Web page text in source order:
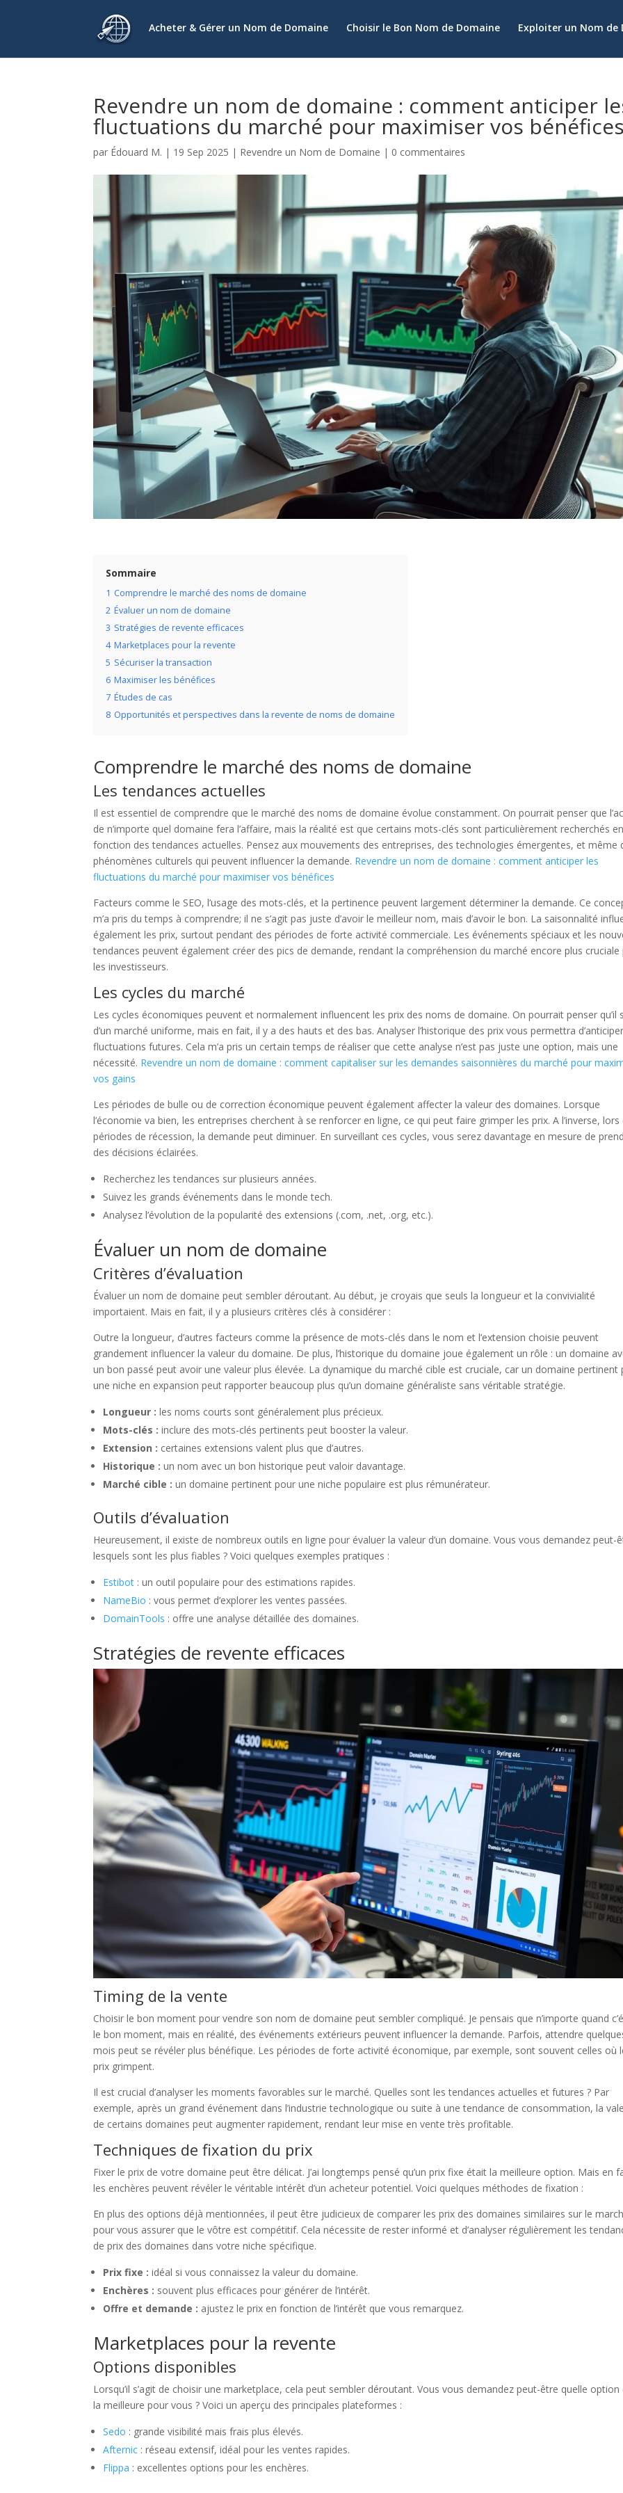
Acheter & Gérer un Nom de Domaine Choisir le Bon Nom de Domaine Exploiter un Nom de
Revendre un nom de domaine : comment anticiper
fluctuations du marché pour maximiser vos bénéfices
par Édouard M. | 19 Sep 2025 | Revendre un Nom de Domaine | 0 commentaires
Sommaire
1 Comprendre le marché des noms de domaine
2 Évaluer un nom de domaine
3 Stratégies de revente efficaces
4 Marketplaces pour la revente
5 Sécuriser la transaction
6 Maximiser les bénéfices
7 Études de cas
8 Opportunités et perspectives dans la revente de noms de domaine
Comprendre le marché des noms de domaine
Les tendances actuelles
Il est essentiel de comprendre que le marché des noms de domaine évolue constamment. On pourrait penser que
de n’importe quel domaine fera l’affaire, mais la réalité est que certains mots-clés sont particulièrement recherchés en
fonction des tendances actuelles. Pensez aux mouvements des entreprises, des technologies émergentes, et même
phénomènes culturels qui peuvent influencer la demande. Revendre un nom de domaine : comment anticiper les
fluctuations du marché pour maximiser vos bénéfices
Facteurs comme le SEO, l’usage des mots-clés, et la pertinence peuvent largement déterminer la demande. Ce
m’a pris du temps à comprendre; il ne s’agit pas juste d’avoir le meilleur nom, mais d’avoir le bon. La saisonnalité
également les prix, surtout pendant des périodes de forte activité commerciale. Les événements spéciaux et les
tendances peuvent également créer des pics de demande, rendant la compréhension du marché encore plus cruciale
les investisseurs.
Les cycles du marché
Les cycles économiques peuvent et normalement influencent les prix des noms de domaine. On pourrait penser qu’il
d’un marché uniforme, mais en fait, il y a des hauts et des bas. Analyser l’historique des prix vous permettra
fluctuations futures. Cela m’a pris un certain temps de réaliser que cette analyse n’est pas juste une option, mais une
nécessité. Revendre un nom de domaine : comment capitaliser sur les demandes saisonnières du marché pour
vos gains
Les périodes de bulle ou de correction économique peuvent également affecter la valeur des domaines. Lorsque
l’économie va bien, les entreprises cherchent à se renforcer en ligne, ce qui peut faire grimper les prix. A l’inverse, lors
périodes de récession, la demande peut diminuer. En surveillant ces cycles, vous serez davantage en mesure de
des décisions éclairées.
Recherchez les tendances sur plusieurs années.
Suivez les grands événements dans le monde tech.
Analysez l’évolution de la popularité des extensions (.com, .net, .org, etc.).
Évaluer un nom de domaine
Critères d’évaluation
Évaluer un nom de domaine peut sembler déroutant. Au début, je croyais que seuls la longueur et la convivialité
importaient. Mais en fait, il y a plusieurs critères clés à considérer :
Outre la longueur, d’autres facteurs comme la présence de mots-clés dans le nom et l’extension choisie peuvent
grandement influencer la valeur du domaine. De plus, l’historique du domaine joue également un rôle : un domaine
un bon passé peut avoir une valeur plus élevée. La dynamique du marché cible est cruciale, car un domaine pertinent
une niche en expansion peut rapporter beaucoup plus qu’un domaine généraliste sans véritable stratégie.
Longueur : les noms courts sont généralement plus précieux.
Mots-clés : inclure des mots-clés pertinents peut booster la valeur.
Extension : certaines extensions valent plus que d’autres.
Historique : un nom avec un bon historique peut valoir davantage.
Marché cible : un domaine pertinent pour une niche populaire est plus rémunérateur.
Outils d’évaluation
Heureusement, il existe de nombreux outils en ligne pour évaluer la valeur d’un domaine. Vous vous demandez peut-
lesquels sont les plus fiables ? Voici quelques exemples pratiques :
Estibot : un outil populaire pour des estimations rapides.
NameBio : vous permet d’explorer les ventes passées.
DomainTools : offre une analyse détaillée des domaines.
Stratégies de revente efficaces
Timing de la vente
Choisir le bon moment pour vendre son nom de domaine peut sembler compliqué. Je pensais que n’importe quand
le bon moment, mais en réalité, des événements extérieurs peuvent influencer la demande. Parfois, attendre
mois peut se révéler plus bénéfique. Les périodes de forte activité économique, par exemple, sont souvent celles où
prix grimpent.
Il est crucial d’analyser les moments favorables sur le marché. Quelles sont les tendances actuelles et futures ? Par
exemple, après un grand événement dans l’industrie technologique ou suite à une tendance de consommation, la
de certains domaines peut augmenter rapidement, rendant leur mise en vente très profitable.
Techniques de fixation du prix
Fixer le prix de votre domaine peut être délicat. J’ai longtemps pensé qu’un prix fixe était la meilleure option. Mais en
les enchères peuvent révéler le véritable intérêt d’un acheteur potentiel. Voici quelques méthodes de fixation :
En plus des options déjà mentionnées, il peut être judicieux de comparer les prix des domaines similaires sur le
pour vous assurer que le vôtre est compétitif. Cela nécessite de rester informé et d’analyser régulièrement les
de prix des domaines dans votre niche spécifique.
Prix fixe : idéal si vous connaissez la valeur du domaine.
Enchères : souvent plus efficaces pour générer de l’intérêt.
Offre et demande : ajustez le prix en fonction de l’intérêt que vous remarquez.
Marketplaces pour la revente
Options disponibles
Lorsqu’il s’agit de choisir une marketplace, cela peut sembler déroutant. Vous vous demandez peut-être quelle option
la meilleure pour vous ? Voici un aperçu des principales plateformes :
Sedo : grande visibilité mais frais plus élevés.
Afternic : réseau extensif, idéal pour les ventes rapides.
Flippa : excellentes options pour les enchères.